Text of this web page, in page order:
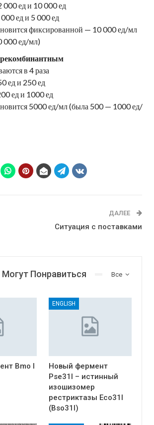
000 ед и 10 000 ед
ед и 5 000 ед
фиксированной — 10 000 ед/мл
000ед/мл)
рекомбинантным
в 4 раза
ед и 250 ед
ед и 1000 ед
5000 ед/мл (была 500 — 1000ед/
ДАЛЕЕ
Cитуация с поставками
Все
Понравиться
Bmo I
ENGLISH
Новый фермент
Pse31I – истинный
изошизомер
рестриктазы Eco31I
(Bso31I)